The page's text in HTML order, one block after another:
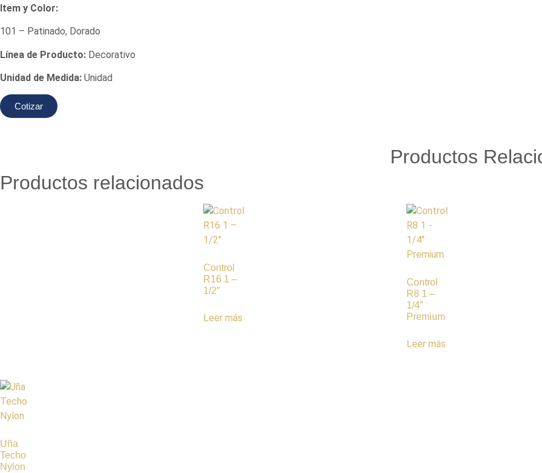
Item y Color:
101 – Patinado, Dorado
Línea de Producto: Decorativo
Unidad de Medida: Unidad
Cotizar
Productos
Productos relacionados
Control
R16 1 –
1/2″
Leer más
Control
R8 1 –
1/4″
Premium
Leer más
Uña
Techo
Nylon